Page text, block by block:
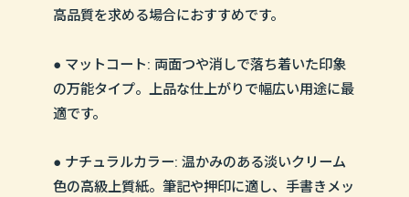
高品質を求める場合におすすめです。
● マットコート: 両面つや消しで落ち着いた印象
の万能タイプ。上品な仕上がりで幅広い用途に最
適です。
● ナチュラルカラー: 温かみのある淡いクリーム
色の高級上質紙。筆記や押印に適し、手書きメッ